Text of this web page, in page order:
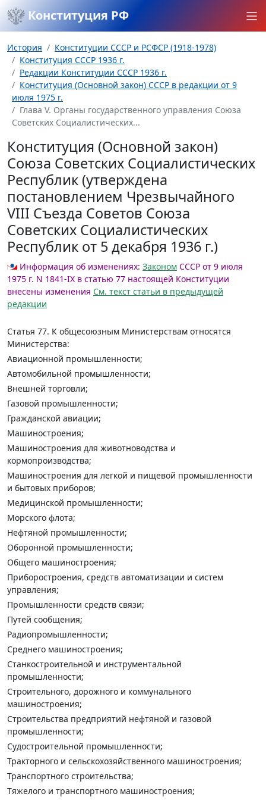
Конституция РФ
История
Конституции СССР и РСФСР (1918-1978)
Конституция СССР 1936 г.
Редакции Конституции СССР 1936 г.
Конституция (Основной закон) СССР в редакции от 9
июля 1975 г.
Глава V. Органы государственного управления Союза
Советских Социалистических...
Конституция (Основной закон)
Союза Советских Социалистических
Республик (утверждена
постановлением Чрезвычайного
VIII Съезда Советов Союза
Советских Социалистических
Республик от 5 декабря 1936 г.)
Информация об изменениях: Законом СССР от 9 июля
1975 г. N 1841-IX в статью 77 настоящей Конституции
внесены изменения См. текст статьи в предыдущей
редакции
Статья 77. К общесоюзным Министерствам относятся
Министерства:
Авиационной промышленности;
Автомобильной промышленности;
Внешней торговли;
Газовой промышленности;
Гражданской авиации;
Машиностроения;
Машиностроения для животноводства и
кормопроизводства;
Машиностроения для легкой и пищевой промышленности
и бытовых приборов;
Медицинской промышленности;
Морского флота;
Нефтяной промышленности;
Оборонной промышленности;
Общего машиностроения;
Приборостроения, средств автоматизации и систем
управления;
Промышленности средств связи;
Путей сообщения;
Радиопромышленности;
Среднего машиностроения;
Станкостроительной и инструментальной
промышленности;
Строительного, дорожного и коммунального
машиностроения;
Строительства предприятий нефтяной и газовой
промышленности;
Судостроительной промышленности;
Тракторного и сельскохозяйственного машиностроения;
Транспортного строительства;
Тяжелого и транспортного машиностроения;